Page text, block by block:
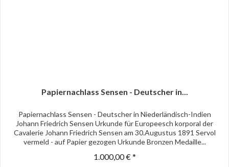
Papiernachlass Sensen - Deutscher in...
Papiernachlass Sensen - Deutscher in Niederländisch-Indien
Johann Friedrich Sensen Urkunde für Europeesch korporal der
Cavalerie Johann Friedrich Sensen am 30.Augustus 1891 Servol
vermeld - auf Papier gezogen Urkunde Bronzen Medaille...
1.000,00 € *